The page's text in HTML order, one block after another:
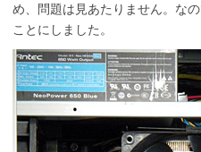
め、問題は見あたりません。な
ことにしました。